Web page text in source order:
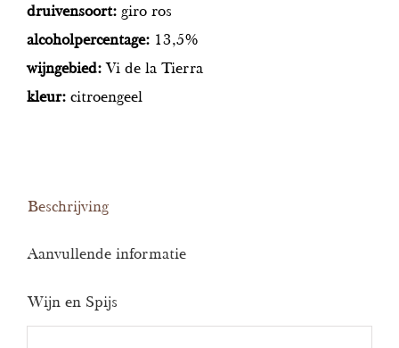
druivensoort: giro ros
alcoholpercentage: 13,5%
wijngebied:Vi de la Tierra
kleur: citroengeel
Beschrijving
Aanvullende informatie
Wijn en Spijs